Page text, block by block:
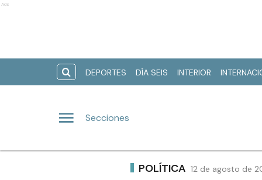
Ads
DEPORTES DÍA SEIS INTERIOR
Secciones
POLÍTICA 12 de agosto de